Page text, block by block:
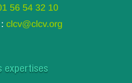
56 54 32 10
clcv@clcv.org
expertises